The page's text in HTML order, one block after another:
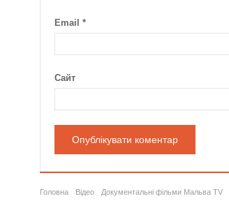
Email *
Сайт
Головна Відео Документальні фільми Мальва TV